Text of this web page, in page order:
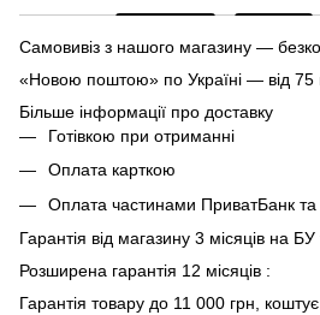
Самовивіз з нашого магазину —
«Новою поштою» по Україні — від 75
Більше інформації про доставку
Готівкою при отриманні
Оплата карткою
Оплата частинами ПриватБанк
Гарантія від магазину 3 місяців на
Розширена гарантія 12 місяців :
Гарантія товару до 11 000 грн,